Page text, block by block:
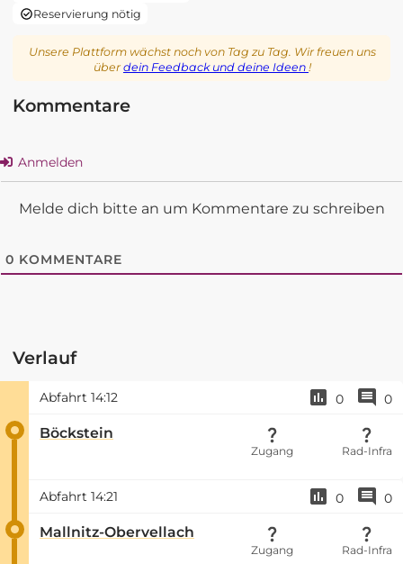
Reservierung nötig
Unsere Plattform wächst noch von Tag zu Tag. Wir freuen uns
überdein Feedback und deine Ideen !
Kommentare
Anmelden
Melde dich bitte an um Kommentare zu schreiben
0 KOMMENTARE
Verlauf
Abfahrt 14:12 0 0
Böckstein
Zugang Rad-Infra
Abfahrt 14:21 0 0
Mallnitz-Obervellach
Zugang Rad-Infra